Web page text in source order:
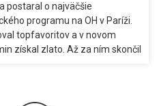
postaral o najväčšie
programu na OH v Paríži.
topfavoritov a v novom
získal zlato. Až za ním skončil